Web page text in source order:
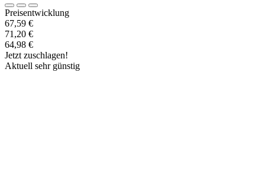
Preisentwicklung
67,59 €
71,20 €
64,98 €
Jetzt zuschlagen!
Aktuell sehr günstig